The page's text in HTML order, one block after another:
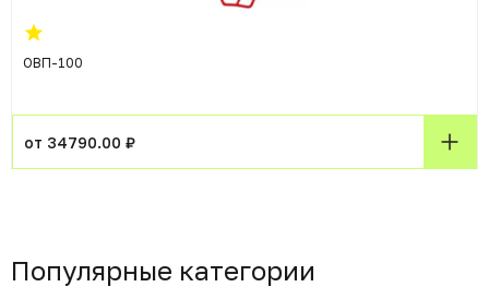
ОВП-100
от 34790.00 ₽
Популярные категории